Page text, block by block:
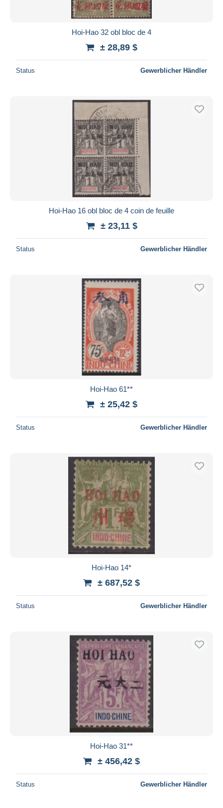
Hoi-Hao 32 obl bloc de 4
± 28,89 $
Status Gewerblicher Händler
Hoi-Hao 16 obl bloc de 4 coin de feuille
± 23,11 $
Status Gewerblicher Händler
Hoi-Hao 61**
± 25,42 $
Status Gewerblicher Händler
Hoi-Hao 14*
± 687,52 $
Status Gewerblicher Händler
Hoi-Hao 31**
± 456,42 $
Status Gewerblicher Händler